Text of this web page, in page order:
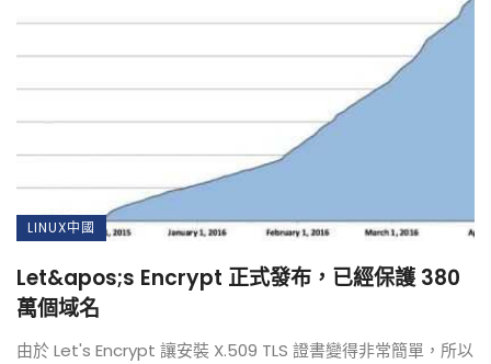
LINUX中國
Let&apos;s Encrypt 正式發布，已經保護 380
萬個域名
由於 Let's Encrypt 讓安裝 X.509 TLS 證書變得非常簡單，所以